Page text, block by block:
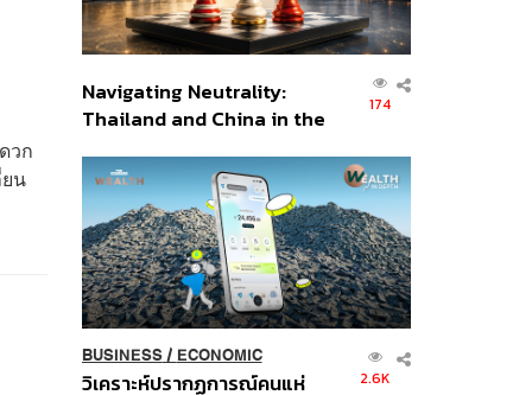
วก
น
Navigating Neutrality:
Thailand and China in the
Order
174
BUSINESS/ ECONOMIC
วิเคราะห์ปรากฏการณ์คนแห่ 2.6K